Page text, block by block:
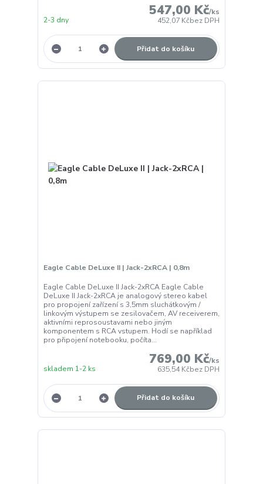
547,00 Kč/ks
452,07 Kčbez DPH
2-3 dny
Přidat do košíku
Eagle Cable DeLuxe II | Jack-2xRCA | 0,8m
Eagle Cable DeLuxe II Jack-2xRCA Eagle Cable
DeLuxe II Jack-2xRCA je analogový stereo kabel
pro propojení zařízení s 3,5mm sluchátkovým /
linkovým výstupem se zesilovačem, AV receiverem,
aktivními reprosoustavami nebo jiným
komponentem s RCA vstupem. Hodí se například
pro připojení notebooku, počíta...
769,00 Kč/ks
635,54 Kčbez DPH
skladem 1-2 ks
Přidat do košíku